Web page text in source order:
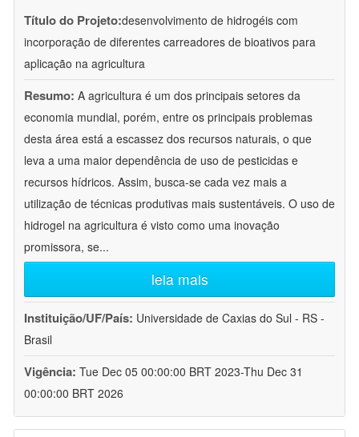
Título do Projeto:desenvolvimento de hidrogéis com
incorporação de diferentes carreadores de bioativos para
aplicação na agricultura
Resumo: A agricultura é um dos principais setores da
economia mundial, porém, entre os principais problemas
desta área está a escassez dos recursos naturais, o que
leva a uma maior dependência de uso de pesticidas e
recursos hídricos. Assim, busca-se cada vez mais a
utilização de técnicas produtivas mais sustentáveis. O uso de
hidrogel na agricultura é visto como uma inovação
promissora, se...
leia mais
Instituição/UF/País: Universidade de Caxias do Sul - RS -
Brasil
Vigência: Tue Dec 05 00:00:00 BRT 2023-Thu Dec 31
00:00:00 BRT 2026